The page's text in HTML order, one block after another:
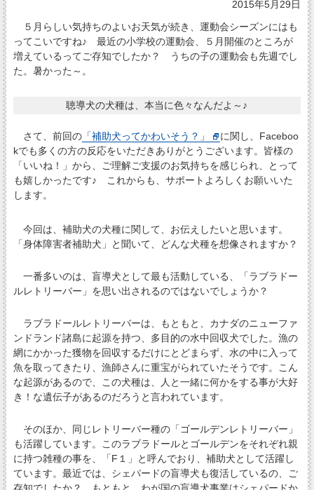
2015年5月29日
５月らしい気持ちのよいお天気が続き、運動会シーズンにはも
ってこいですね♪ 最近の小学校の運動会、５月開催のところが
増えているってご存知でしたか？ うちの子の運動会も先週でし
た。暑かった～。
聴導犬の犬種は、本当に色々なんだよ～♪
さて、前回の「補助犬ってかわいそう？」
に関し、Faceboo
kでも多くの方の反応をいただきありがとうございます。皆様の
「いいね！」から、ご理解ご支援のお気持ちを感じられ、とって
も嬉しかったです♪ これからも、サポートよろしくお願いいた
します。
今回は、補助犬の犬種に関して、お伝えしたいと思います。
「身体障害者補助犬」と聞いて、どんな犬種を想像されますか？
一番多いのは、盲導犬として最も活動している、「ラブラドー
ルレトリーバー」を思い出されるのではないでしょうか？
ラブラドールレトリーバーは、もともと、カナダのニューファ
ンドランド諸島に起源を持つ、多目的の水中回収犬でした。漁の
網にかかった獲物を回収するだけにとどまらず、水の中に入って
魚を取ってきたり、漁師さんに重宝がられていたそうです。こん
な起源があるので、この犬種は、人と一緒に何かをする事が大好
き！な遺伝子があるのだろうと言われています。
そのほか、同じレトリーバー種の「ゴールデンレトリーバー」
も活躍しています。このラブラドールとゴールデンをそれぞれ親
に持つ雑種の事を、「F１」と呼んでおり、補助犬として活躍し
ています。最近では、シェパードの盲導犬も復活しているの、ご